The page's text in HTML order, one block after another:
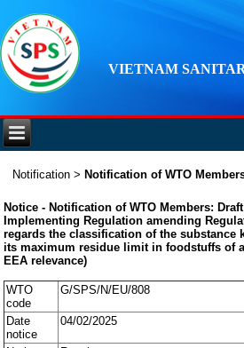
VIETNAM
Notification > Notification of WTO
Notice - Notification of WTO Members:
Implementing Regulation amending
regards the classification of the substance
its maximum residue limit in foodstuffs of
EEA relevance)
WTO
code
G/SPS/N/EU/808
Date
notice
04/02/2025